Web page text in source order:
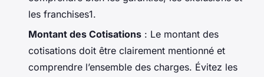
les franchises1.
Montant des Cotisations : Le montant des
cotisations doit être clairement mentionné et
comprendre l’ensemble des charges. Évitez les